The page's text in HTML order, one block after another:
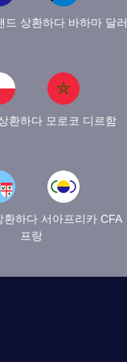
드 상환하다 바하마 달러
환하다 모로코 디르함
환하다 서아프리카 CFA
프랑